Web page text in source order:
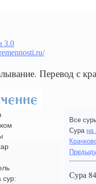
3.0
Перевод с
сур:
Все
Сура на
Сура